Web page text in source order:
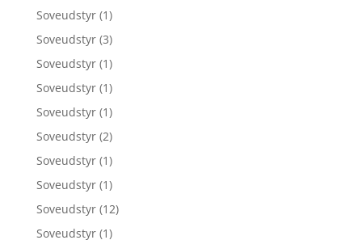
Soveudstyr (1)
Soveudstyr (3)
Soveudstyr (1)
Soveudstyr (1)
Soveudstyr (1)
Soveudstyr (2)
Soveudstyr (1)
Soveudstyr (1)
Soveudstyr (12)
Soveudstyr (1)